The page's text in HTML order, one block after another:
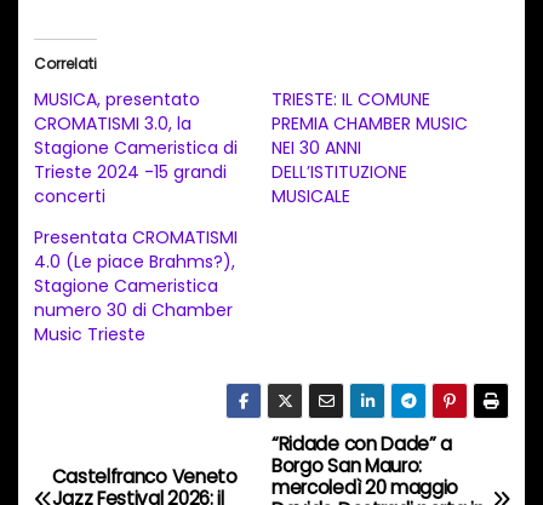
a
m
e
t
o
i
s
Correlati
MUSICA, presentato
CROMATISMI 3.0, la
Stagione Cameristica di
Trieste 2024 -15 grandi
concerti
TRIESTE: IL COMUNE
PREMIA CHAMBER MUSIC
NEI 30 ANNI
DELL’ISTITUZIONE
MUSICALE
Presentata CROMATISMI
4.0 (Le piace Brahms?),
Stagione Cameristica
numero 30 di Chamber
Music Trieste
N
“Ridade con Dade” a
Borgo San Mauro:
mercoledì 20 maggio
Castelfranco Veneto
Jazz Festival 2026: il